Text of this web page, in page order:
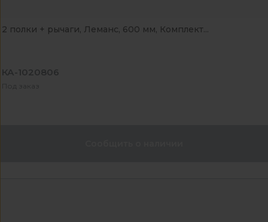
2 полки + рычаги, Леманс, 600 мм, Комплект...
КА-1020806
Под заказ